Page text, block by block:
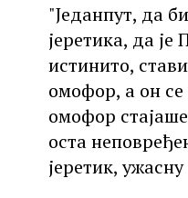
"Једанпут, да
јеретика, да је
истинито,
омофор, а он
омофор
оста
јеретик,